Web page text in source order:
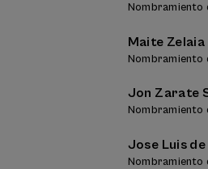
Nombramiento
Maite Zelaia
Nombramiento
Jon Zarate
Nombramiento
Jose Luis
Nombramiento